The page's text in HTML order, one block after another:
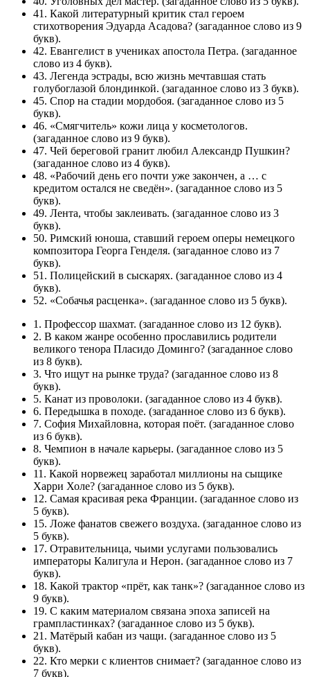
41. Какой литературный критик стал героем
стихотворения Эдуарда Асадова? (загаданное слово из 9
букв).
42. Евангелист в учениках апостола Петра. (загаданное
слово из 4 букв).
43. Легенда эстрады, всю жизнь мечтавшая стать
голубоглазой блондинкой. (загаданное слово из 3 букв).
45. Спор на стадии мордобоя. (загаданное слово из 5
букв).
46. «Смягчитель» кожи лица у косметологов.
(загаданное слово из 9 букв).
47. Чей береговой гранит любил Александр Пушкин?
(загаданное слово из 4 букв).
48. «Рабочий день его почти уже закончен, а … с
кредитом остался не сведён». (загаданное слово из 5
букв).
49. Лента, чтобы заклеивать. (загаданное слово из 3
букв).
50. Римский юноша, ставший героем оперы немецкого
композитора Георга Генделя. (загаданное слово из 7
букв).
51. Полицейский в сыскарях. (загаданное слово из 4
букв).
52. «Собачья расценка». (загаданное слово из 5 букв).
1. Профессор шахмат. (загаданное слово из 12 букв).
2. В каком жанре особенно прославились родители
великого тенора Пласидо Доминго? (загаданное слово
из 8 букв).
3. Что ищут на рынке труда? (загаданное слово из 8
букв).
5. Канат из проволоки. (загаданное слово из 4 букв).
6. Передышка в походе. (загаданное слово из 6 букв).
7. София Михайловна, которая поёт. (загаданное слово
из 6 букв).
8. Чемпион в начале карьеры. (загаданное слово из 5
букв).
11. Какой норвежец заработал миллионы на сыщике
Харри Холе? (загаданное слово из 5 букв).
12. Самая красивая река Франции. (загаданное слово из
5 букв).
15. Ложе фанатов свежего воздуха. (загаданное слово из
5 букв).
17. Отравительница, чьими услугами пользовались
императоры Калигула и Нерон. (загаданное слово из 7
букв).
18. Какой трактор «прёт, как танк»? (загаданное слово из
9 букв).
19. С каким материалом связана эпоха записей на
грампластинках? (загаданное слово из 5 букв).
21. Матёрый кабан из чащи. (загаданное слово из 5
букв).
22. Кто мерки с клиентов снимает? (загаданное слово из
7 букв).